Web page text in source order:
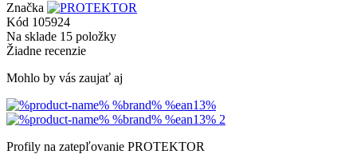
Značka
Kód 105924
Na sklade 15 položky
Žiadne recenzie
Mohlo by vás zaujať aj
Profily na zatepľovanie PROTEKTOR